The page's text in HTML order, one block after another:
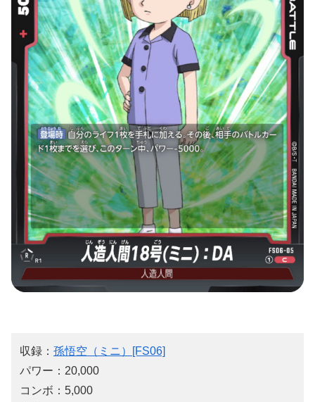
収録： 孫悟空（ミニ）[FS06]
パワー：20,000
コンボ：5,000